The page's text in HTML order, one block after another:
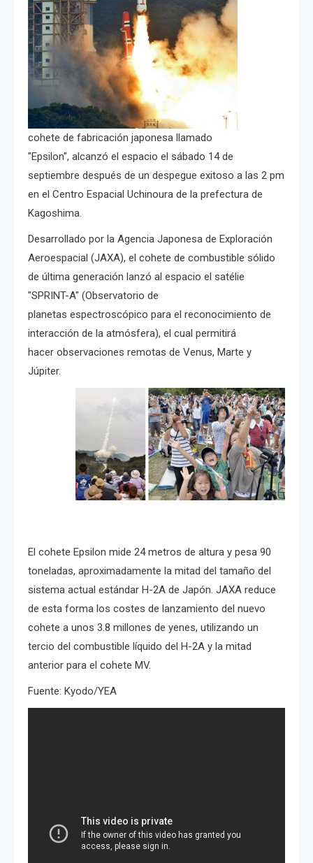
cohete de fabricación japonesa llamado
"Epsilon", alcanzó el espacio el sábado 14 de
septiembre después de un despegue exitoso a las 2 pm
en el Centro Espacial Uchinoura de la prefectura de
Kagoshima.
Desarrollado por la Agencia Japonesa de Exploración
Aeroespacial (JAXA), el cohete de combustible sólido
de última generación lanzó al espacio el satélie
"SPRINT-A" (Observatorio de
planetas espectroscópico para el reconocimiento de
interacción de la atmósfera), el cual permitirá
hacer observaciones remotas de Venus, Marte y
Júpiter.
El cohete Epsilon mide 24 metros de altura y pesa 90
toneladas, aproximadamente la mitad del tamaño del
sistema actual estándar H-2A de Japón. JAXA reduce
de esta forma los costes de lanzamiento del nuevo
cohete a unos 3.8 millones de yenes, utilizando un
tercio del combustible líquido del H-2A y la mitad
anterior para el cohete MV.
Fuente: Kyodo/YEA